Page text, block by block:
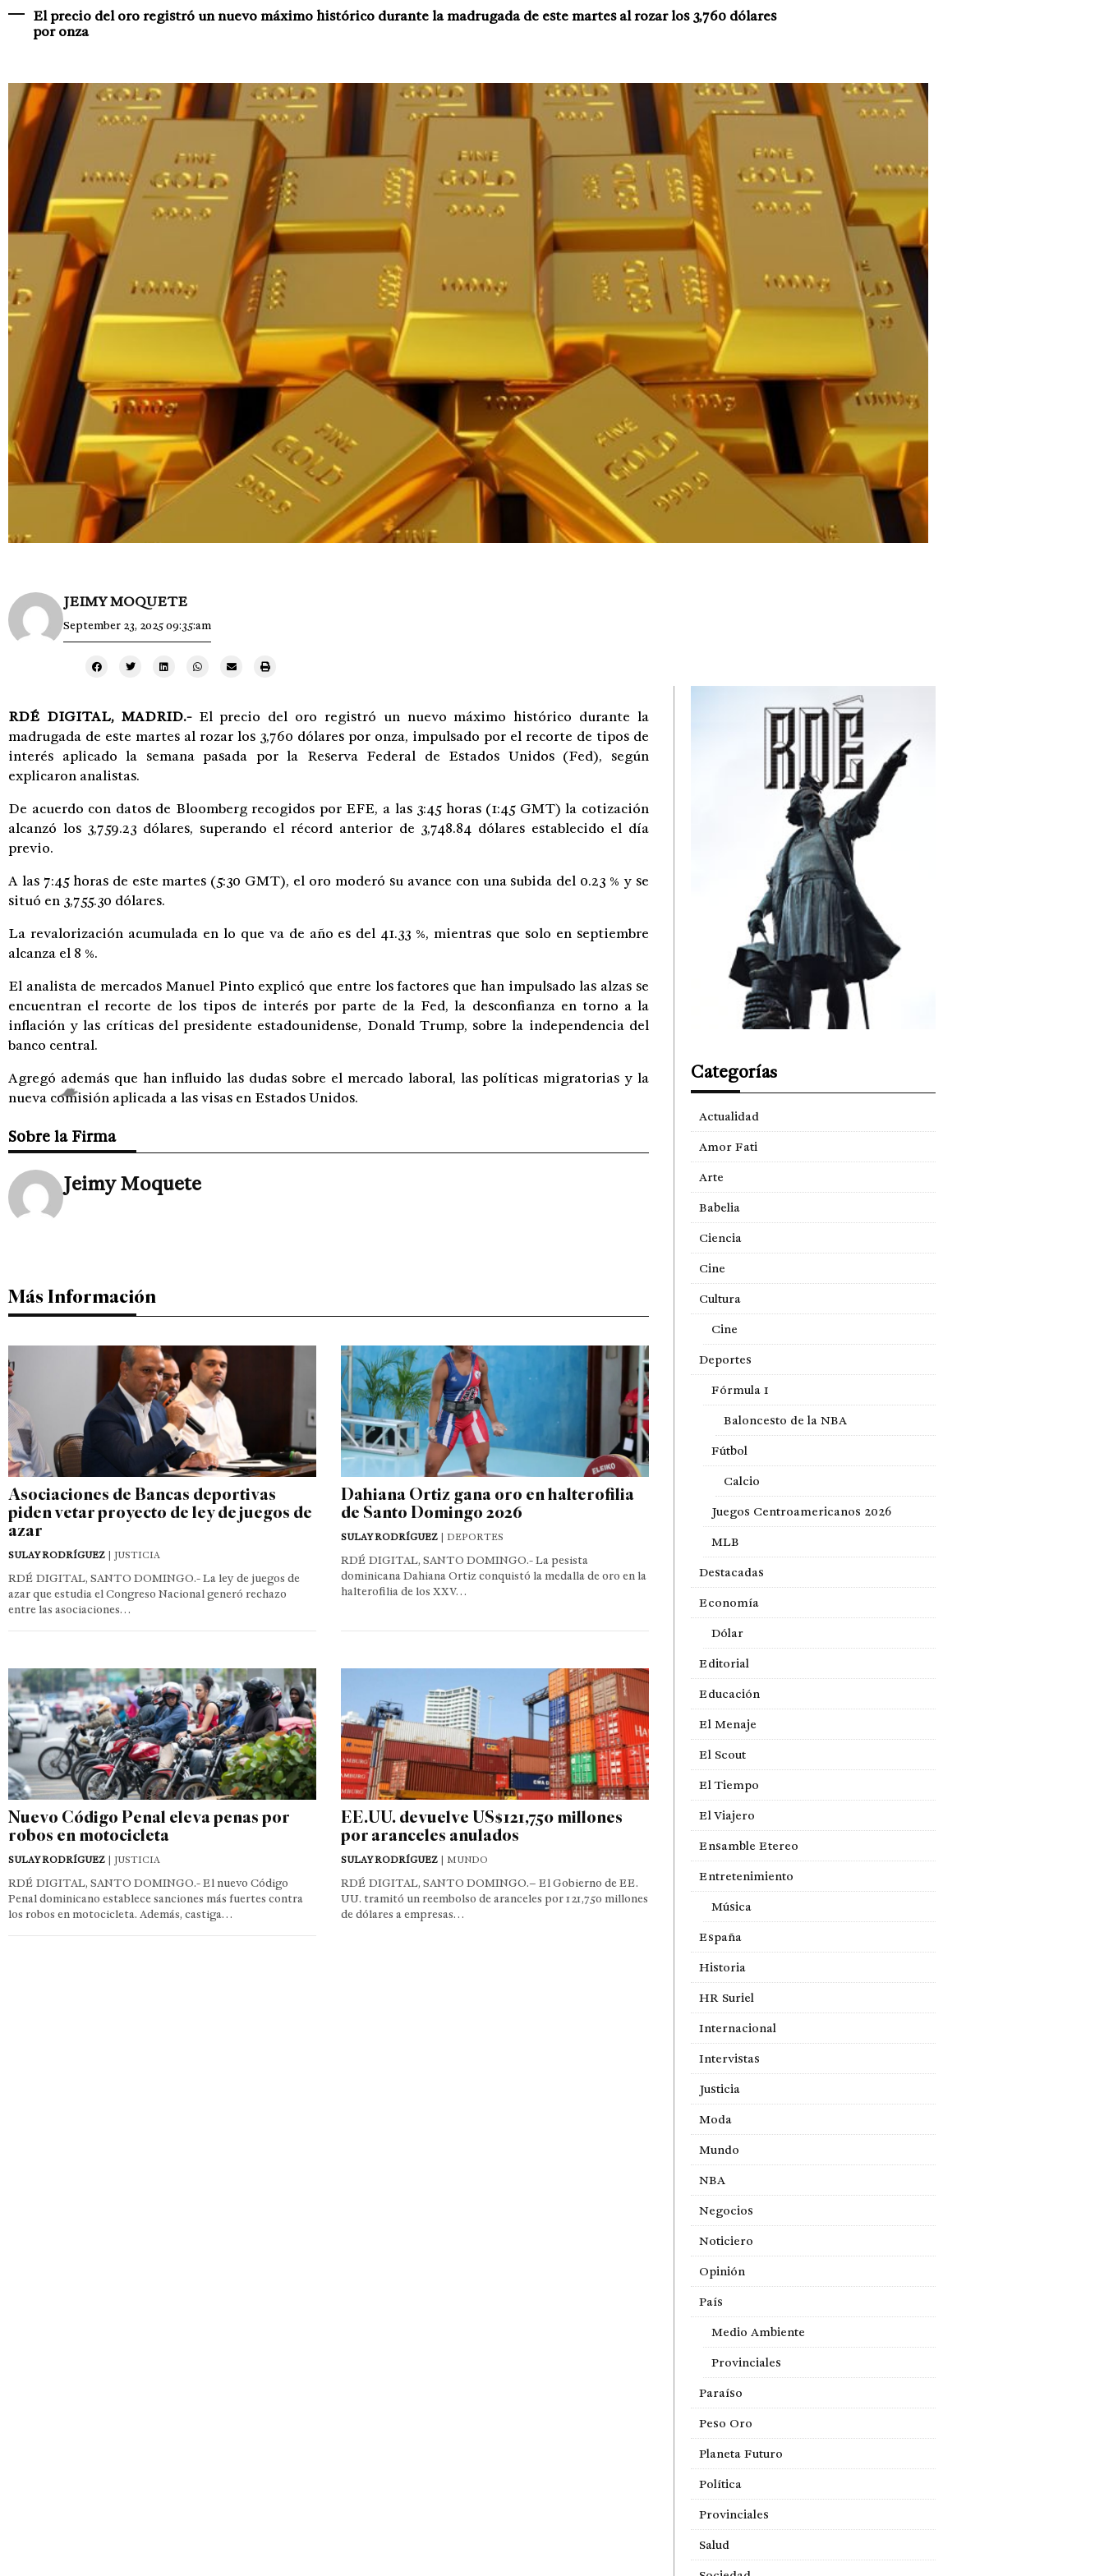
El precio del oro registró un nuevo máximo histórico durante la madrugada de este martes al rozar los 3,760 dólares
por onza
JEIMY MOQUETE
September 23, 2025 09:35:am
RDÉ DIGITAL, MADRID.-El precio del oro registró un nuevo máximo histórico durante la
madrugada de este martes al rozar los 3,760 dólares por onza, impulsado por el recorte de tipos de
interés aplicado la semana pasada por la Reserva Federal de Estados Unidos (Fed), según
explicaron analistas.
De acuerdo con datos de Bloomberg recogidos por EFE, a las 3:45 horas (1:45 GMT) la cotización
alcanzó los 3,759.23 dólares, superando el récord anterior de 3,748.84 dólares establecido el día
previo.
A las 7:45 horas de este martes (5:30 GMT), el oro moderó su avance con una subida del 0.23 % y se
situó en 3,755.30 dólares.
La revalorización acumulada en lo que va de año es del 41.33 %, mientras que solo en septiembre
alcanza el 8 %.
El analista de mercados Manuel Pinto explicó que entre los factores que han impulsado las alzas se
encuentran el recorte de los tipos de interés por parte de la Fed, la desconfianza en torno a la
inflación y las críticas del presidente estadounidense, Donald Trump, sobre la independencia del
banco central.
Agregó además que han influido las dudas sobre el mercado laboral, las políticas migratorias y la
nueva comisión aplicada a las visas en Estados Unidos.
Sobre la Firma
Jeimy Moquete
Más Información
Asociaciones de Bancas deportivas
piden vetar proyecto de ley de juegos de
azar
SULAY RODRÍGUEZ | JUSTICIA
RDÉ DIGITAL, SANTO DOMINGO.- La ley de juegos de
azar que estudia el Congreso Nacional generó rechazo
entre las asociaciones…
Dahiana Ortiz gana oro en halterofilia
de Santo Domingo 2026
SULAY RODRÍGUEZ| DEPORTES
RDÉ DIGITAL, SANTO DOMINGO.- La pesista
dominicana Dahiana Ortiz conquistó la medalla de oro en la
halterofilia de los XXV…
Nuevo Código Penal eleva penas por
robos en motocicleta
SULAY RODRÍGUEZ | JUSTICIA
RDÉ DIGITAL, SANTO DOMINGO.- El nuevo Código
Penal dominicano establece sanciones más fuertes contra
los robos en motocicleta. Además, castiga…
EE.UU. devuelve US$121,750 millones
por aranceles anulados
SULAY RODRÍGUEZ| MUNDO
RDÉ DIGITAL, SANTO DOMINGO.– El Gobierno de EE.
UU. tramitó un reembolso de aranceles por 121,750 millones
de dólares a empresas…
Categorías
Actualidad
Amor Fati
Arte
Babelia
Ciencia
Cine
Cultura
Cine
Deportes
Fórmula 1
Baloncesto de la NBA
Fútbol
Calcio
Juegos Centroamericanos 2026
MLB
Destacadas
Economía
Dólar
Editorial
Educación
El Menaje
El Scout
El Tiempo
El Viajero
Ensamble Etereo
Entretenimiento
Música
España
Historia
HR Suriel
Internacional
Intervistas
Justicia
Moda
Mundo
NBA
Negocios
Noticiero
Opinión
País
Medio Ambiente
Provinciales
Paraíso
Peso Oro
Planeta Futuro
Política
Provinciales
Salud